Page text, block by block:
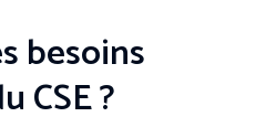
besoins
CSE ?